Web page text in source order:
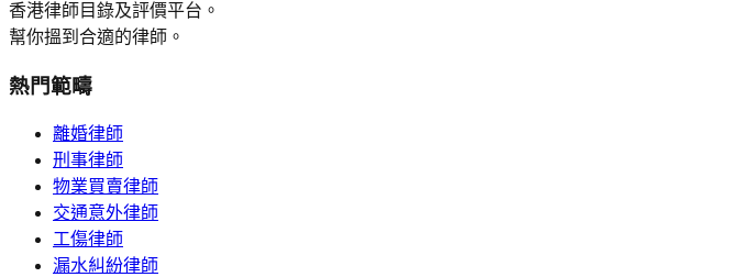
香港律師目錄及評價平台。
幫你搵到合適的律師。
熱門範疇
離婚律師
刑事律師
物業買賣律師
交通意外律師
工傷律師
漏水糾紛律師